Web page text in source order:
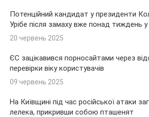
Потенційний кандидат у президенти
Урібе після замаху вже понад тиждень
20 червень 2025
ЄС зацікавився порносайтами через
перевірки віку користувачів
09 червень 2025
На Київщині під час російської атаки
лелека, прикривши собою пташенят